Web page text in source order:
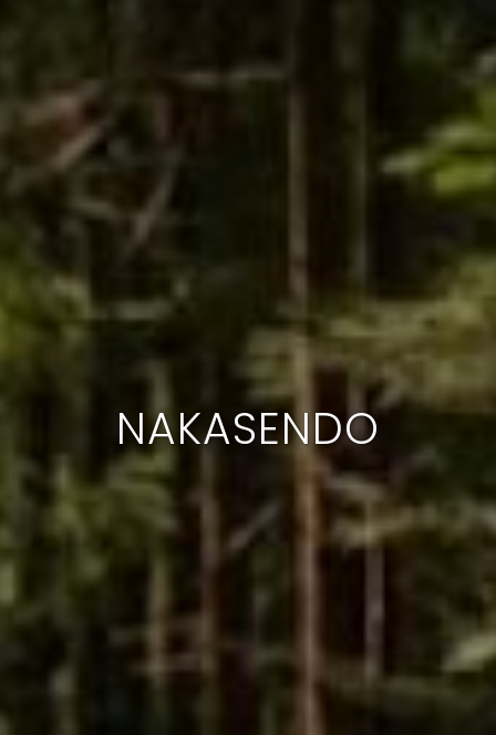
NAKASENDO